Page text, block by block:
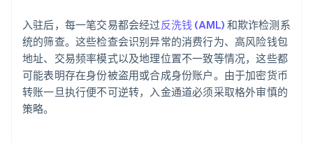
入驻后，每一笔交易都会经过反洗钱 (AML) 和欺诈检测系
统的筛查。这些检查会识别异常的消费行为、高风险钱包
地址、交易频率模式以及地理位置不一致等情况，这些都
可能表明存在身份被盗用或合成身份账户。由于加密货币
转账一旦执行便不可逆转，入金通道必须采取格外审慎的
策略。